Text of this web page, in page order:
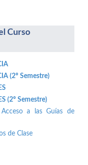
Curso
(2º Semestre)
(2º Semestre)
a las Guías de
de Clase